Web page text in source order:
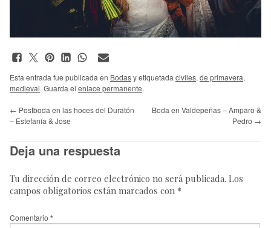
Esta entrada fue publicada en Bodasy etiquetada civiles, de primavera,
medieval. Guarda el enlace permanente.
← Postboda en las hoces del Duratón
– Estefanía & Jose
Boda en Valdepeñas – Amparo &
Pedro →
Deja una respuesta
Tu dirección de correo electrónico no será publicada. Los
campos obligatorios están marcados con *
Comentario *